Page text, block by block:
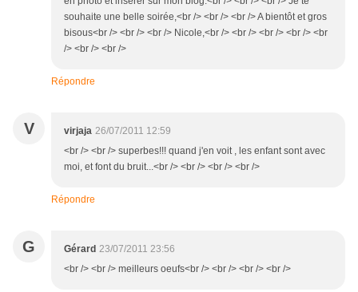
souhaite une belle soirée,<br /> <br /> <br /> A bientôt et gros
bisous<br /> <br /> <br /> Nicole,<br /> <br /> <br /> <br /> <br
/> <br /> <br />
Répondre
V virjaja 26/07/2011 12:59
<br /> <br /> superbes!!! quand j'en voit , les enfant sont avec
moi, et font du bruit...<br /> <br /> <br /> <br />
Répondre
G Gérard 23/07/2011 23:56
<br /> <br /> meilleurs oeufs<br /> <br /> <br /> <br />